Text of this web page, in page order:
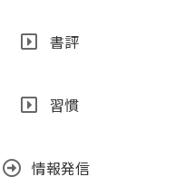
書評
習慣
情報発信